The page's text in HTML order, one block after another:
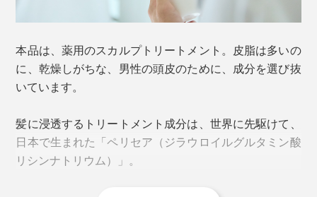
髪の表面は、キューティクルという保護膜が、うろこ状
に覆っていますが、紫外線、タオルや指の摩擦、熱いお
湯、ドライヤーといったダメージではがれていってしま
本品は、薬用のスカルプトリートメント。皮脂は多いの
に、乾燥しがちな、男性の頭皮のために、成分を選び抜
いています。
髪に浸透するトリートメント成分は、世界に先駆けて、
日本で生まれた「ペリセア（ジラウロイルグルタミン酸
リシンナトリウム）」。